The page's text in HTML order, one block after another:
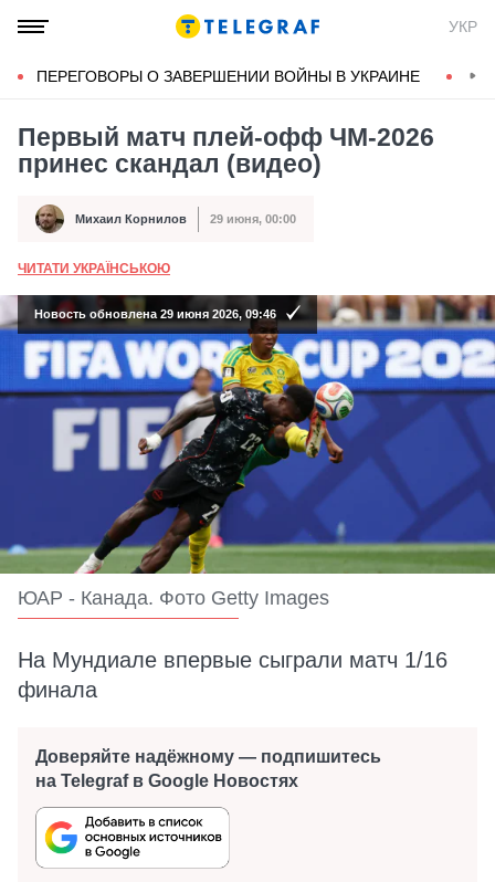
УКР
ПЕРЕГОВОРЫ О ЗАВЕРШЕНИИ ВОЙНЫ В УКРАИНЕ
Первый матч плей-офф ЧМ-2026
принес скандал (видео)
Автор Михаил Корнилов
Дата публикации 29 июня, 00:00
ЧИТАТИ УКРАЇНСЬКОЮ
Новость обновлена 29 июня 2026, 09:46
ЮАР - Канада. Фото Getty Images
На Мундиале впервые сыграли матч 1/16
финала
Доверяйте надёжному — подпишитесь
на Telegraf в Google Новостях